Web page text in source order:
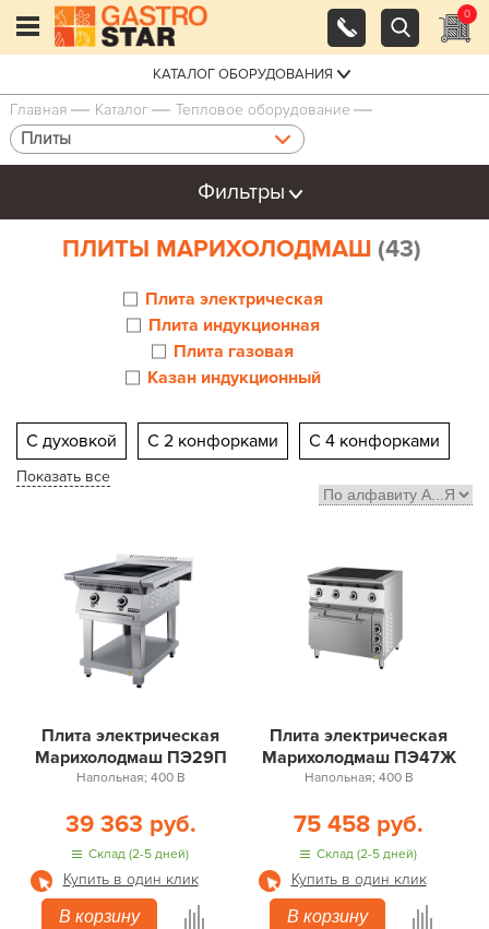
0
КАТАЛОГ ОБОРУДОВАНИЯ
Главная Каталог Тепловое оборудование
Плиты
Фильтры
ПЛИТЫ МАРИХОЛОДМАШ (43)
Плита электрическая
Плита индукционная
Плита газовая
Казан индукционный
С духовкой С 2 конфорками С 4 конфорками
Настольные Недорогие
Для ресторана
Показать все
Плита электрическая
Марихолодмаш ПЭ29П
Напольная; 400 В
39 363 руб.
Склад (2-5 дней)
Купить в один клик
В корзину
Плита электрическая
Марихолодмаш ПЭ47Ж
Напольная; 400 В
75 458 руб.
Склад (2-5 дней)
Купить в один клик
В корзину